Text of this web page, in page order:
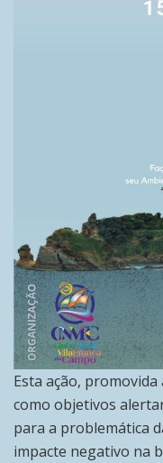
Esta ação,
como objetivos
para a problemática
impacte negativo na